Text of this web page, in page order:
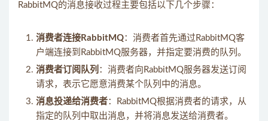
RabbitMQ的消息接收过程主要包括以下几个步骤：
消费者连接RabbitMQ：消费者首先通过RabbitMQ客
户端连接到RabbitMQ服务器，并指定要消费的队列。
消费者订阅队列 ：消费者向RabbitMQ服务器发送订阅
请求，表示它愿意消费某个队列中的消息。
消息投递给消费者：RabbitMQ根据消费者的请求，从
指定的队列中取出消息，并将消息发送给消费者。